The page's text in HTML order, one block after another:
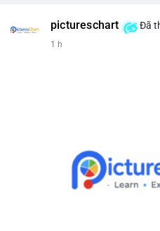
động thái này có thể là bước
ví lạnh nhằm tích lũy dài hạn,
hành động theo cảm xúc. Nếu
hiệu tích cực cho xu hướng dài
pictureschart Đã
1 h